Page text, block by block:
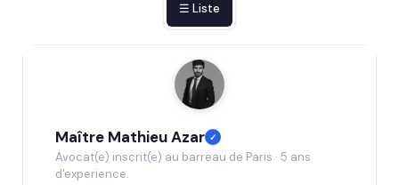
☰ Liste
Maître Mathieu Azar ✓
Avocat(e) inscrit(e) au barreau de Paris · 5 ans
d'experience.